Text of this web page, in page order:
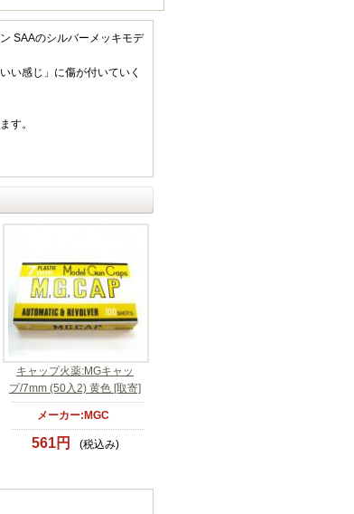
SAAのシルバーメッキモデ
い感じ」に傷が付いていく
す。
キャップ火薬:MGキャッ
プ/7mm (50入2) 黄色 [取寄]
メーカー:MGC
561円 (税込み)